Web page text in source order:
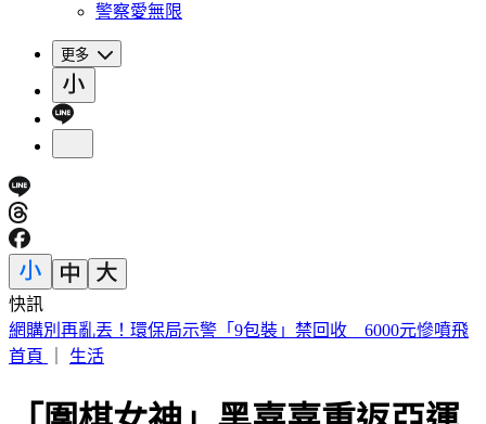
警察愛無限
更多
快訊
荷姆茲海峽通航傳進展！美官員：伊朗、阿曼預期很快達成協
議